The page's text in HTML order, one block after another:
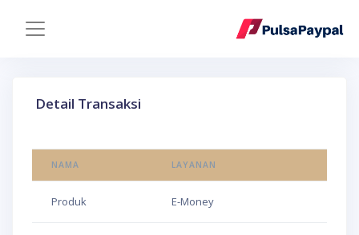
Detail Transaksi
NAMA LAYANAN
Produk E-Money